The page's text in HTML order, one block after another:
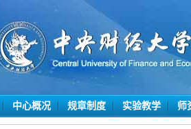
中心概况 规章制度 实验教学 师